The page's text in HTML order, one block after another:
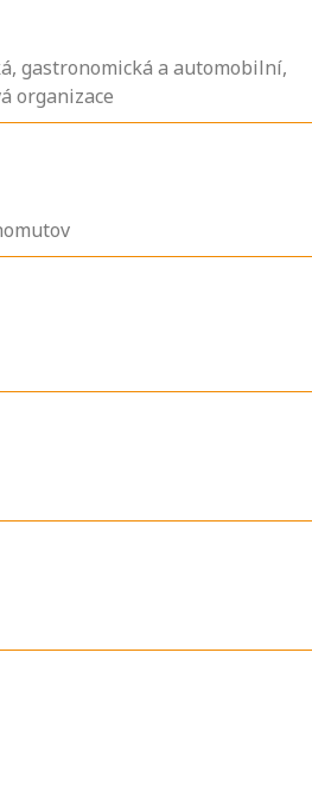
gastronomická a automobilní,
organizace